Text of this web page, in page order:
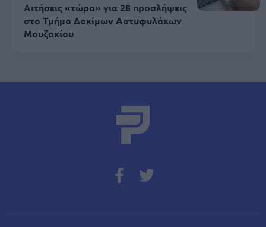
Αιτήσεις «τώρα» για 28 προσλήψεις
στο Τμήμα Δοκίμων Αστυφυλάκων
Mουζακίου